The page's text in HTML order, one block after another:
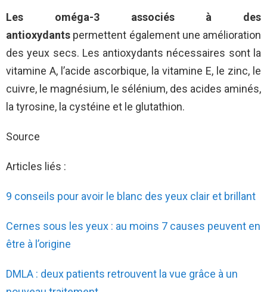
Les oméga-3 associés à des
antioxydants permettent également une amélioration
des yeux secs. Les antioxydants nécessaires sont la
vitamine A, l’acide ascorbique, la vitamine E, le zinc, le
cuivre, le magnésium, le sélénium, des acides aminés,
la tyrosine, la cystéine et le glutathion.
Source
Articles liés :
9 conseils pour avoir le blanc des yeux clair et brillant
Cernes sous les yeux : au moins 7 causes peuvent en
être à l’origine
DMLA : deux patients retrouvent la vue grâce à un